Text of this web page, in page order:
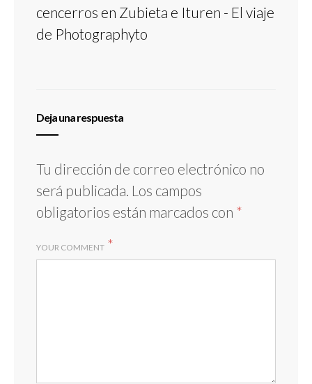
cencerros en Zubieta e Ituren - El viaje
de Photographyto
Deja una respuesta
Tu dirección de correo electrónico no
será publicada. Los campos
obligatorios están marcados con *
YOUR COMMENT *